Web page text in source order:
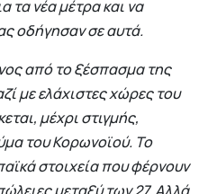
τα νέα μέτρα και να
οδήγησαν σε αυτά.
από το ξέσπασμα της
με ελάχιστες χώρες του
μέχρι στιγμής,
του Κορωνοϊού. Το
στοιχεία που φέρνουν